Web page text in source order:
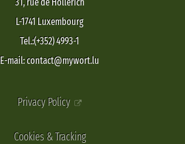
L-1741 Luxembourg
Tel.:(+352) 4993-1
E-mail: contact@mywort.lu
Privacy Policy
Cookies & Tracking